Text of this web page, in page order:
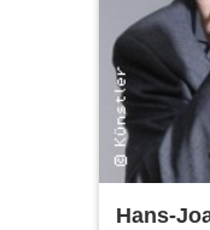
Hans-